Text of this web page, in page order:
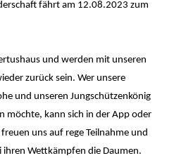
fährt am 12.08.2023 zum
und werden mit unseren
zurück sein. Wer unsere
und unseren Jungschützenkönig
möchte, kann sich in der App oder
uns auf rege Teilnahme und
ihren Wettkämpfen die Daumen.